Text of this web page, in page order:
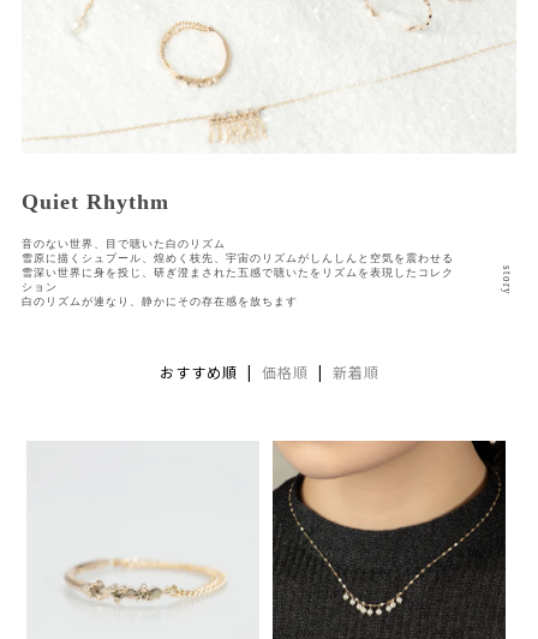
Quiet Rhythm
音のない世界、目で聴いた白のリズム
雪原に描くシュプール、煌めく枝先、宇宙のリズムがしんしんと空気を震わせる
雪深い世界に身を投じ、研ぎ澄まされた五感で聴いたをリズムを表現したコレク
ション
白のリズムが連なり、静かにその存在感を放ちます
おすすめ順 | 価格順 | 新着順
AURORA GRAN
NARGARORUA